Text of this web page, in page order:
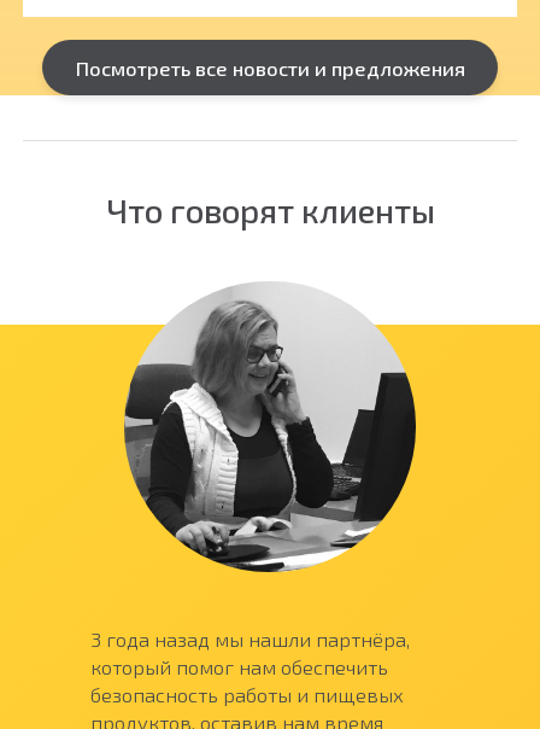
Посмотреть все новости и предложения
Что говорят клиенты
3 года назад мы нашли партнёра,
который помог нам обеспечить
безопасность работы и пищевых
продуктов, оставив нам время